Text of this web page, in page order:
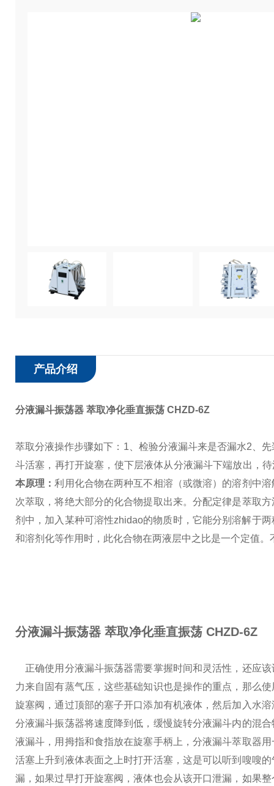
产品介绍
分液漏斗振荡器 萃取净化垂直振荡 CHZD-6Z
萃取分液操作步骤如下： 1、检验分液漏斗来是否漏水2、
斗活塞，再打开旋塞，使下层液体从分液漏斗下端放出，
本原理：利用化合物在两种互不相溶（或微溶）的溶剂中
次萃取，将绝大部分的化合物提取出来。 分配定律是萃取
剂中，加入某种可溶性zhidao的物质时，它能分别溶解于
和溶剂化等作用时，此化合物在两液层中之比是一个定值
分液漏斗振荡器 萃取净化垂直振荡 CHZD-6Z
正确使用分液漏斗振荡器需要掌握时间和灵活性，还应
力来自固有蒸气压，这些基础知识也是操作的重点，那么
旋塞阀，通过顶部的塞子开口添加有机液体，然后加入水
分液漏斗振荡器将速度降到低，缓慢旋转分液漏斗内的混
液漏斗，用拇指和食指放在旋塞手柄上，分液漏斗萃取器
活塞上升到液体表面之上时打开活塞，这是可以听到嗖嗖
漏，如果过早打开旋塞阀，液体也会从该开口泄漏，如果